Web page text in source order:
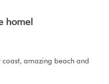
home!
coast, amazing beach and